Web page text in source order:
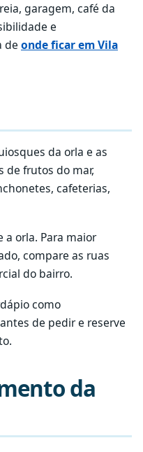
garagem, café da
e
de onde ficar em Vila
da orla e as
de frutos do mar,
cafeterias,
a orla. Para maior
compare as ruas
do bairro.
como
de pedir e reserve
da